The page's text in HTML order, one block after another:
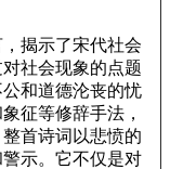
，揭示了宋代社会
社会现象的点题
和道德沦丧的忧
征等修辞手法，
首诗词以悲愤的
示。它不仅是对